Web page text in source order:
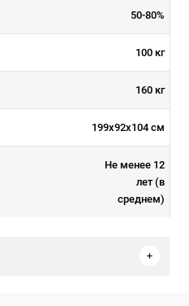
50-80%
100 кг
160 кг
199x92x104 см
Не менее 12
лет (в
среднем)